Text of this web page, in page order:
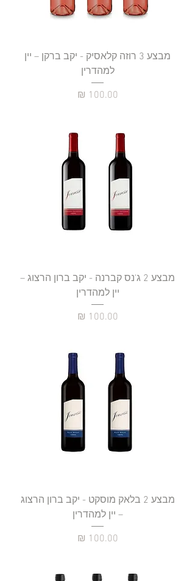
מבצע 3 רוזה קלאסיק - יקב ברקן – יין
למהדרין
מחיר
מבצע 2 ג'נס קברנה - יקב ברון הרצוג –
יין למהדרין
מחיר
מבצע 2 בלאק מוסקט - יקב ברון הרצוג
– יין למהדרין
מחיר